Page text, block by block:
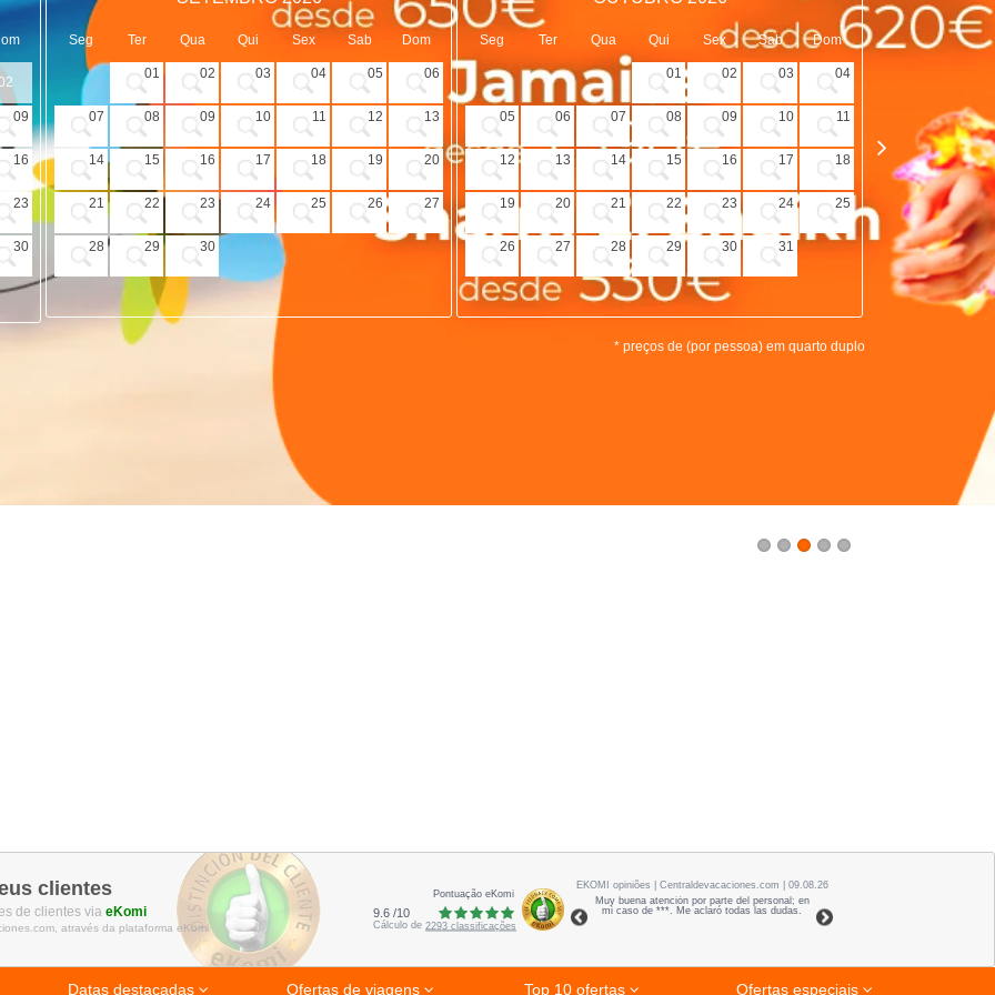
1 2 3 4 5
09
16
23
30
Seg Ter Qua Qui Sex Sab Dom
01 02 03 04 05 06
07 08 09 10 11 12 13
14 15 16 17 18 19 20
21 22 23 24 25 26 27
28 29 30
Seg Ter Qua Qui Sex Sab Dom
01 02 03 04
05 06 07 08 09 10 11
12 13 14 15 16 17 18
19 20 21 22 23 24 25
26 27 28 29 30 31
Seg Ter
03
09 10
16 17
23 24
30
* preços de (por pessoa) em quarto duplo
clientes
de clientes via eKomi
através da plataforma eKomi
Pontuação eKomi
9.6/10
Cálculo de2293classificações
EKOMI opiniões
| Centraldevacaciones.com | 09.08.26
Muy buena atención por parte del personal; en
mi caso de ***. Me aclaró todas las dudas.
Datas destacadas Ofertas de viagens Top 10 ofertas Ofertas especiais